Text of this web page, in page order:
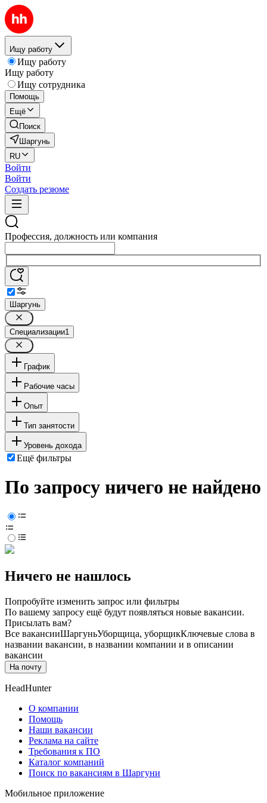
Ищу работу
Ищу работу
Ищу работу
Ищу сотрудника
Помощь
Ещё
Поиск
Шаргунь
RU
Войти
Войти
Создать резюме
Профессия, должность или компания
Шаргунь
Специализации1
График
Рабочие часы
Опыт
Тип занятости
Уровень дохода
Ещё фильтры
По запросу ничего не найдено
Ничего не нашлось
Попробуйте изменить запрос или фильтры
По вашему запросу ещё будут появляться новые вакансии.
Присылать вам?
Все вакансииШаргуньУборщица, уборщикКлючевые слова в
названии вакансии, в названии компании и в описании
вакансии
На почту
HeadHunter
О компании
Помощь
Наши вакансии
Реклама на сайте
Требования к ПО
Каталог компаний
Поиск по вакансиям в Шаргуни
Мобильное приложение